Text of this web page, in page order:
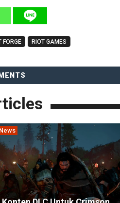
FORGE RIOT GAMES
News